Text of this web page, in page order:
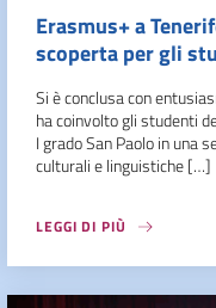
Erasmus+ a
scoperta per gli
Si è conclusa con
ha coinvolto gli studenti
I grado San Paolo in una
culturali e linguistiche […]
LEGGI DI PIÙ